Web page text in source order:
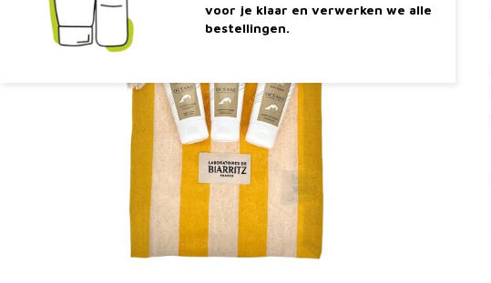
voor je klaar en verwerken we alle
bestellingen.